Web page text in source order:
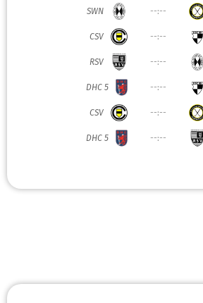
SWN --:--
CSV --:--
RSV --:--
DHC 5 --:--
CSV --:--
DHC 5 --:--